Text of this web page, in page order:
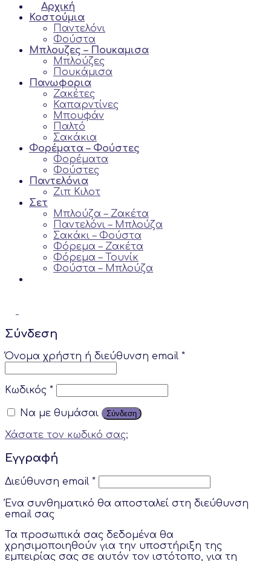
Αρχική
Κοστούμια
Παντελόνι
Φούστα
Μπλουζες – Πουκαμισα
Μπλούζες
Πουκάμισα
Πανωφορια
Ζακέτες
Καπαρντίνες
Μπουφάν
Παλτό
Σακάκια
Φορέματα – Φούστες
Φορέματα
Φούστες
Παντελόνια
Ζιπ Κιλoτ
Σετ
Μπλούζα – Ζακέτα
Παντελόνι – Μπλούζα
Σακάκι – Φούστα
Φόρεμα – Ζακέτα
Φόρεμα – Τουνίκ
Φούστα – Μπλούζα
Σύνδεση
Όνομα χρήστη ή διεύθυνση email *
Κωδικός *
Να με θυμάσαι Σύνδεση
Χάσατε τον κωδικό σας;
Εγγραφή
Διεύθυνση email *
Ένα συνθηματικό θα αποσταλεί στη διεύθυνση
email σας
Τα προσωπικά σας δεδομένα θα
χρησιμοποιηθούν για την υποστήριξη της
εμπειρίας σας σε αυτόν τον ιστότοπο, για τη